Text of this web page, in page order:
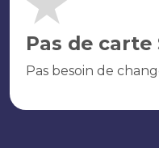
Pas de carte
Pas besoin de